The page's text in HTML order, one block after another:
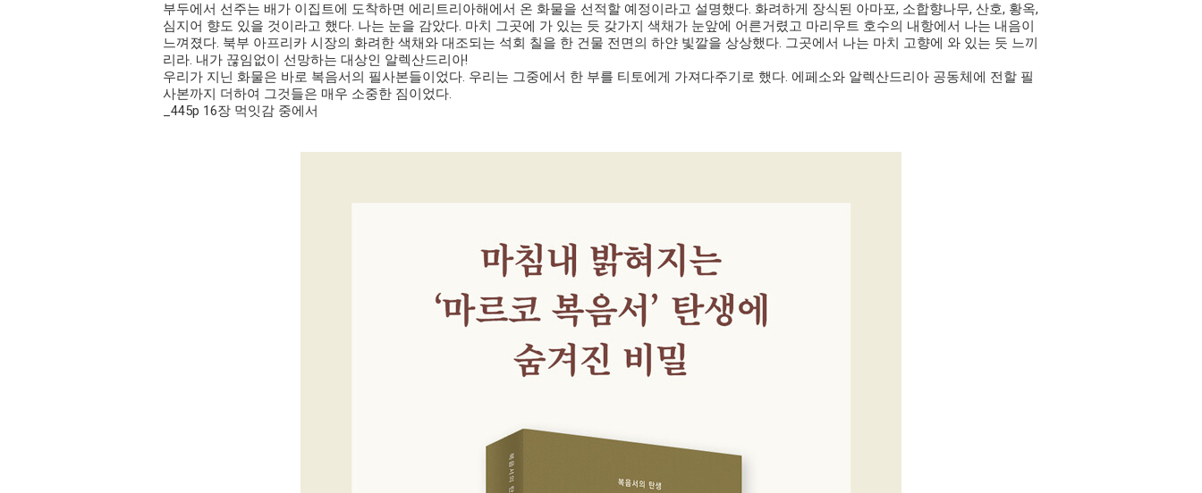
부두에서 선주는 배가 이집트에 도착하면 에리트리아해에서 온 화물을 선적할 예정이라고 설명했다. 화려하게 장식된 아마포, 소합향나무, 산호, 황옥,
심지어 향도 있을 것이라고 했다. 나는 눈을 감았다. 마치 그곳에 가 있는 듯 갖가지 색채가 눈앞에 어른거렸고 마리우트 호수의 내항에서 나는 내음이
느껴졌다. 북부 아프리카 시장의 화려한 색채와 대조되는 석회 칠을 한 건물 전면의 하얀 빛깔을 상상했다. 그곳에서 나는 마치 고향에 와 있는 듯 느끼
리라. 내가 끊임없이 선망하는 대상인 알렉산드리아!
우리가 지닌 화물은 바로 복음서의 필사본들이었다. 우리는 그중에서 한 부를 티토에게 가져다주기로 했다. 에페소와 알렉산드리아 공동체에 전할 필
사본까지 더하여 그것들은 매우 소중한 짐이었다.
_445p 16장 먹잇감 중에서